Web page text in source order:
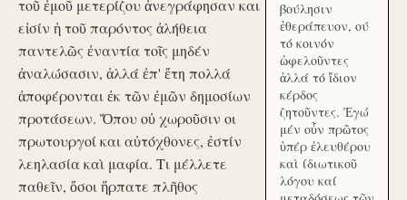
τοῦ ἐμοῦ μετερίζου ἀνεγράφησαν και
εἰσίν ἡ τοῦ παρόντος ἀλήθεια
παντελῶς ἐναντία τοῖς μηδέν
ἀναλώσασιν, ἀλλά ἐπ' ἔτη πολλά
ἀποφέρονται ἐκ τῶν ἐμῶν δημοσίων
προτάσεων. Ὅπου οὐ χωροῦσιν οι
πρωτουργοί και αὐτόχθονες, ἐστίν
λεηλασία καὶ μαφία. Τι μέλλετε
παθεῖν, ὅσοι ἥρπατε πλῆθος
βούλησιν
ἐθεράπευον, ού
τό κοινόν
ὠφελοῦντες
ἀλλά τό ἴδιον
κέρδος
ζητοῦντες. Ἐγώ
μέν οὖν πρῶτος
ὑπέρ ἐλευθέρου
καὶ ίδιωτικοῦ
λόγου καί